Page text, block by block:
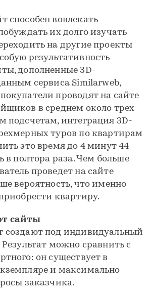
способен вовлекать
их долго изучать
на другие проекты
результативность
дополненные 3D-
сервиса Similarweb,
проводят на сайте
в среднем около трех
подсчетам, интеграция 3D-
туров по квартирам
это время до 4 минут 44
в полтора раза. Чем больше
проведет на сайте
вероятность, что именно
квартиру.
сайты
создают под индивидуальный
можно сравнить с
он существует в
и максимально
заказчика.